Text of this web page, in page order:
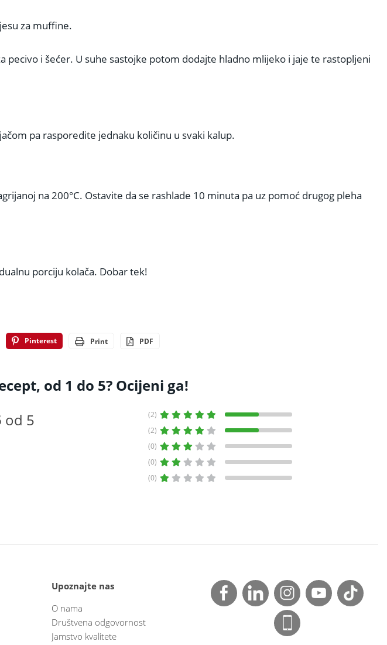
za muffine.
pecivo i šećer. U suhe sastojke potom dodajte hladno mlijeko i jaje te rastopljeni
pa rasporedite jednaku količinu u svaki kalup.
na 200°C. Ostavite da se rashlade 10 minuta pa uz pomoć drugog pleha
porciju kolača. Dobar tek!
Pinterest Print PDF
od 1 do 5? Ocijeni ga!
od 5
(2)
(2)
(0)
(0)
(0)
Upoznajte nas
O nama
Društvena odgovornost
Jamstvo kvalitete